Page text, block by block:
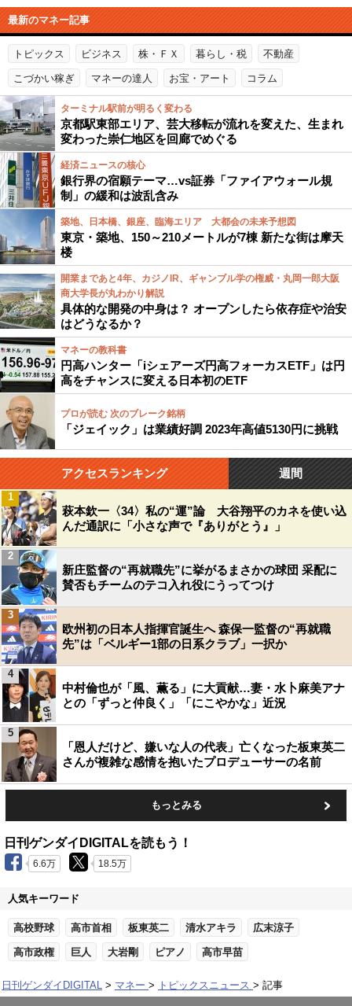
最新のマネー記事
トピックス ビジネス 株・ＦＸ 暮らし・税 不動産
こづかい稼ぎ マネーの達人 お宝・アート コラム
ターミナル駅前が明るく変わる
京都駅東部エリア、芸大移転が流れを変えた、生まれ
変わった崇仁地区を回廊でめぐる
経済ニュースの核心
銀行界の宿願テーマ…vs証券「ファイアウォール規
制」の緩和は波乱含み
築地、日本橋、銀座、臨海エリア 大都会の未来予想図
東京・築地、150～210メートルが7棟 新たな街は摩天
楼
開業まであと4年、カジノIR、ギャンブル学の権威・丸岡一郎大阪
商大学長が丸わかり解説
具体的な開発の中身は？ オープンしたら依存症や治安
はどうなるか？
マネーの教科書
円高ハンター「iシェアーズ円高フォーカスETF」は円
高をチャンスに変える日本初のETF
プロが読む 次のブレーク銘柄
「ジェイック」は業績好調 2023年高値5130円に挑戦
アクセスランキング 週間
萩本欽一〈34〉私の“運”論 大谷翔平のカネを使い込
んだ通訳に「小さな声で『ありがとう』」
1
新庄監督の“再就職先”に挙がるまさかの球団 采配に
賛否もチームのテコ入れ役にうってつけ
2
欧州初の日本人指揮官誕生へ 森保一監督の“再就職
先”は「ベルギー1部の日系クラブ」一択か
3
中村倫也が「風、薫る」に大貢献…妻・水卜麻美アナ
との「ずっと仲良く」「にこやかな」近況
4
「恩人だけど、嫌いな人の代表」亡くなった板東英二
さんが複雑な感情を抱いたプロデューサーの名前
5
もっとみる
日刊ゲンダイDIGITALを読もう！
6.6万 18.5万
人気キーワード
高校野球 高市首相 板東英二 清水アキラ 広末涼子
高市政権 巨人 大岩剛 ピアノ 高市早苗
日刊ゲンダイDIGITAL マネー トピックスニュース 記事